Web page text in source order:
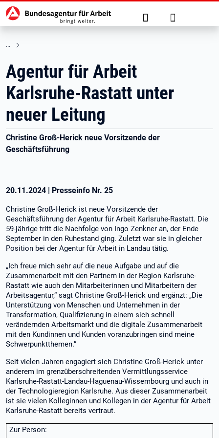
zu den Hauptinhalten springen
Hauptnavigation Suche Anmelden
Agentur für Arbeit
Karlsruhe-Rastatt unter
neuer Leitung
Christine Groß-Herick neue Vorsitzende der
Geschäftsführung
20.11.2024 | Presseinfo Nr. 25
Christine Groß-Herick ist neue Vorsitzende der
Geschäftsführung der Agentur für Arbeit Karlsruhe-Rastatt. Die
59-jährige tritt die Nachfolge von Ingo Zenkner an, der Ende
September in den Ruhestand ging. Zuletzt war sie in gleicher
Position bei der Agentur für Arbeit in Landau tätig.
„Ich freue mich sehr auf die neue Aufgabe und auf die
Zusammenarbeit mit den Partnern in der Region Karlsruhe-
Rastatt wie auch den Mitarbeiterinnen und Mitarbeitern der
Arbeitsagentur,“ sagt Christine Groß-Herick und ergänzt: „Die
Unterstützung von Menschen und Unternehmen in der
Transformation, Qualifizierung in einem sich schnell
verändernden Arbeitsmarkt und die digitale Zusammenarbeit
mit den Kundinnen und Kunden voranzubringen sind meine
Schwerpunktthemen.“
Seit vielen Jahren engagiert sich Christine Groß-Herick unter
anderem im grenzüberschreitenden Vermittlungsservice
Karlsruhe-Rastatt-Landau-Haguenau-Wissembourg und auch in
der Technologieregion Karlsruhe. Aus dieser Zusammenarbeit
ist sie vielen Kolleginnen und Kollegen in der Agentur für Arbeit
Karlsruhe-Rastatt bereits vertraut.
Zur Person: